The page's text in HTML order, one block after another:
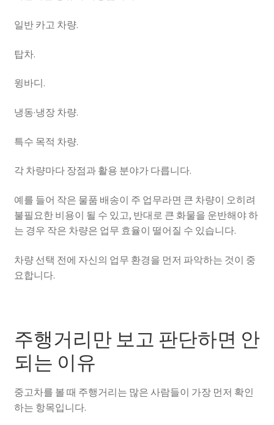
일반 카고 차량.
탑차.
윙바디.
냉동·냉장 차량.
특수 목적 차량.
각 차량마다 장점과 활용 분야가 다릅니다.
예를 들어 작은 물품 배송이 주 업무라면 큰 차량이 오히려
불필요한 비용이 될 수 있고, 반대로 큰 화물을 운반해야 하
는 경우 작은 차량은 업무 효율이 떨어질 수 있습니다.
차량 선택 전에 자신의 업무 환경을 먼저 파악하는 것이 중
요합니다.
주행거리만 보고 판단하면 안
되는 이유
중고차를 볼 때 주행거리는 많은 사람들이 가장 먼저 확인
하는 항목입니다.